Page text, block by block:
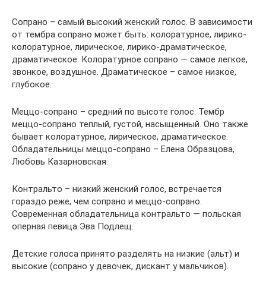
Сопрано – самый высокий женский голос. В зависимости
от тембра сопрано может быть: колоратурное, лирико-
колоратурное, лирическое, лирико-драматическое,
драматическое. Колоратурное сопрано — самое легкое,
звонкое, воздушное. Драматическое – самое низкое,
глубокое.
Меццо-сопрано – средний по высоте голос. Тембр
меццо-сопрано теплый, густой, насыщенный. Оно также
бывает колоратурное, лирическое, драматическое.
Обладательницы меццо-сопрано – Елена Образцова,
Любовь Казарновская.
Контральто – низкий женский голос, встречается
гораздо реже, чем сопрано и меццо-сопрано.
Современная обладательница контральто — польская
оперная певица Эва Подлещ.
Детские голоса принято разделять на низкие (альт) и
высокие (сопрано у девочек, дискант у мальчиков).